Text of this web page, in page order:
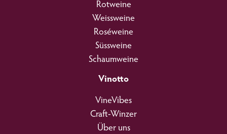
Rotweine
Weissweine
Roséweine
Süssweine
Schaumweine
Vinotto
VineVibes
Craft-Winzer
Über uns